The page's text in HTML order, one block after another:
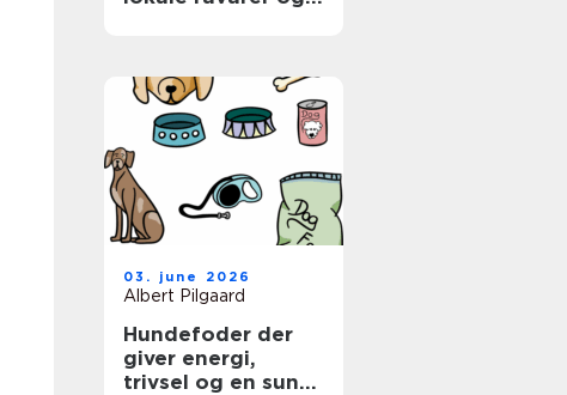
03. june 2026
Albert Pilgaard
Hundefoder der
giver energi,
trivsel og en sund